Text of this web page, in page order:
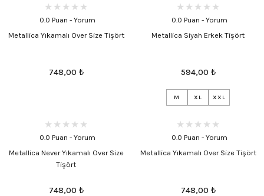
0.0 Puan - Yorum
Metallica Yıkamalı Over Size Tişört
748,00 ₺
0.0 Puan - Yorum
Metallica Siyah Erkek Tişört
594,00 ₺
M XL XXL
0.0 Puan - Yorum
Metallica Never Yıkamalı Over Size
Tişört
748,00 ₺
0.0 Puan - Yorum
Metallica Yıkamalı Over Size Tişört
748,00 ₺